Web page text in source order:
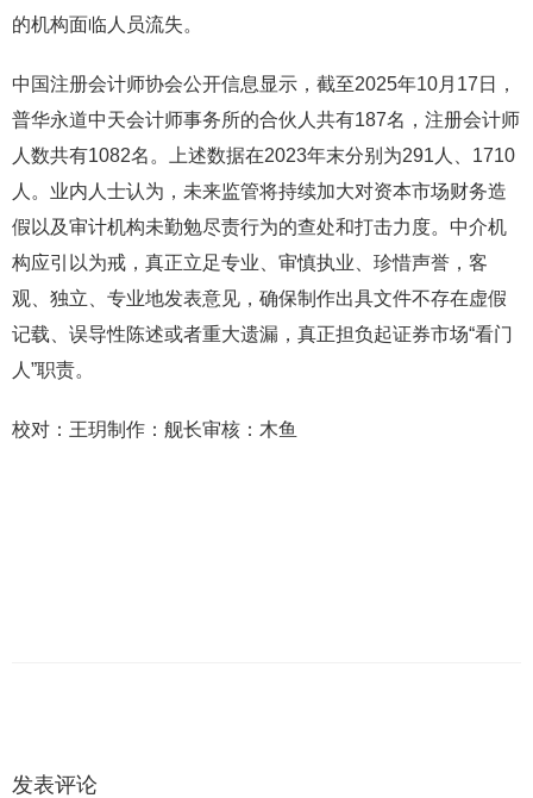
的机构面临人员流失。
中国注册会计师协会公开信息显示，截至2025年10月17日，
普华永道中天会计师事务所的合伙人共有187名，注册会计师
人数共有1082名。上述数据在2023年末分别为291人、1710
人。业内人士认为，未来监管将持续加大对资本市场财务造
假以及审计机构未勤勉尽责行为的查处和打击力度。中介机
构应引以为戒，真正立足专业、审慎执业、珍惜声誉，客
观、独立、专业地发表意见，确保制作出具文件不存在虚假
记载、误导性陈述或者重大遗漏，真正担负起证券市场“看门
人”职责。
校对：王玥制作：舰长审核：木鱼
发表评论